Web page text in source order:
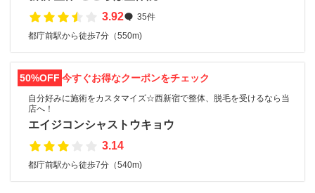
3.92
35件
都庁前駅から徒歩7分（550m)
50%OFF 今すぐお得なクーポンをチェック
自分好みに施術をカスタマイズ☆西新宿で整体、脱毛を受けるなら当
店へ！
エイジコンシャストウキョウ
3.14
都庁前駅から徒歩7分（540m)